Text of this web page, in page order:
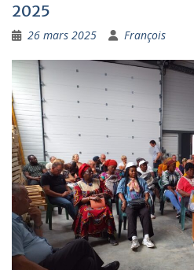
2025
26 mars 2025 François